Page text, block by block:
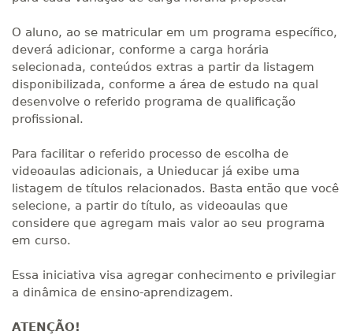
O aluno, ao se matricular em um programa específico,
deverá adicionar, conforme a carga horária
selecionada, conteúdos extras a partir da listagem
disponibilizada, conforme a área de estudo na qual
desenvolve o referido programa de qualificação
profissional.
Para facilitar o referido processo de escolha de
videoaulas adicionais, a Unieducar já exibe uma
listagem de títulos relacionados. Basta então que você
selecione, a partir do título, as videoaulas que
considere que agregam mais valor ao seu programa
em curso.
Essa iniciativa visa agregar conhecimento e privilegiar
a dinâmica de ensino-aprendizagem.
ATENÇÃO!